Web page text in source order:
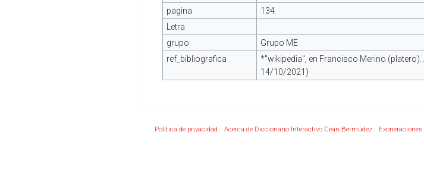
pagina
134
Letra
grupo
Grupo ME
ref_bibliografica
*"wikipedia", en Francisco Merino
14/10/2021)
Política de privacidad Acerca de Diccionario Interactivo Ceán Bermúdez Exoneraciones